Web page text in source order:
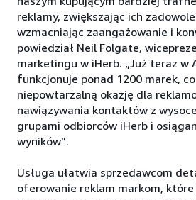
reklamy, zwiększając ich
wzmacniając zaangażowanie i
powiedział Neil Folgate,
marketingu w iHerb. „Już teraz w
funkcjonuje ponad 1200 marek,
niepowtarzalną okazję dla
nawiązywania kontaktów z
grupami odbiorców iHerb i
wyników”.
Usługa ułatwia sprzedawcom
oferowanie reklam markom,